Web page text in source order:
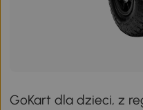
GoKart dla dzieci, z